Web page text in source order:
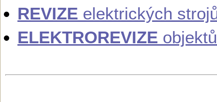
REVIZE elektrických
ELEKTROREVIZE objektů